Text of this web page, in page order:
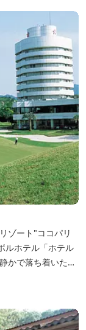
ゾート"ココパリ
かで落ち着いた雰
、ツインや和洋室
い景色が広がりま